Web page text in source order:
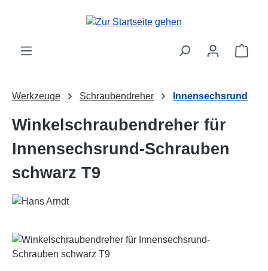
Zum Hauptinhalt springen
Werkzeuge Schraubendreher Innensechsrund
Winkelschraubendreher für
Innensechsrund-Schrauben
schwarz T9
Bildergalerie überspringen